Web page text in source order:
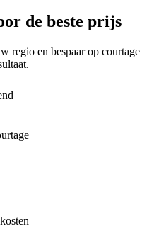
de beste prijs
regio en bespaar op courtage